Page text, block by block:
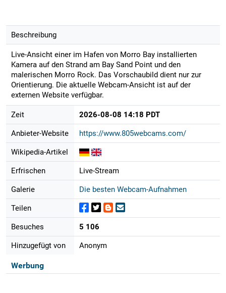
Beschreibung
Live-Ansicht einer im Hafen von Morro Bay installierten
Kamera auf den Strand am Bay Sand Point und den
malerischen Morro Rock. Das Vorschaubild dient nur zur
Orientierung. Die aktuelle Webcam-Ansicht ist auf der
externen Website verfügbar.
Zeit 2026-08-08 14:18 PDT
Anbieter-Website https://www.805webcams.com/
Wikipedia-Artikel
Erfrischen Live-Stream
Galerie Die besten Webcam-Aufnahmen
Teilen
Besuches 5 106
Hinzugefügt von Anonym
Werbung